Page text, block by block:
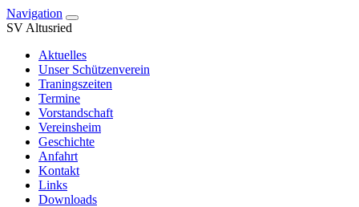
Navigation
SV Altusried
Aktuelles
Unser Schützenverein
Traningszeiten
Termine
Vorstandschaft
Vereinsheim
Geschichte
Anfahrt
Kontakt
Links
Downloads